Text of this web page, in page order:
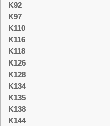
K92
K97
K110
K116
K118
K126
K128
K134
K135
K138
K144